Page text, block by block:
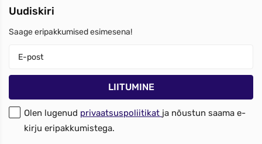
Uudiskiri
Saage eripakkumised esimesena!
Olen lugenud privaatsuspoliitikat ja nõustun saama e-
kirju eripakkumistega.